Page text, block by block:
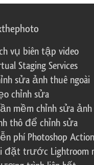
vụ biên tập video
Staging Services
sửa ảnh thuê ngoài
chỉnh sửa
mềm chỉnh sửa ảnh
thô để chỉnh sửa
phí Photoshop
đặt trước Lightroom